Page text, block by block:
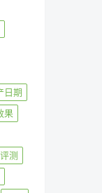
日期
果
测